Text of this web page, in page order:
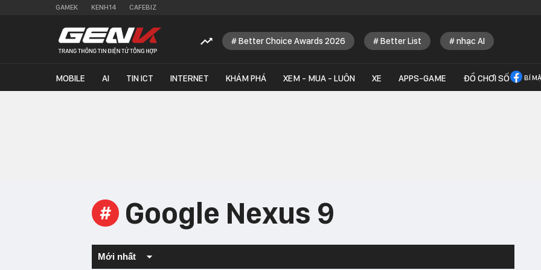
GAMEK KENH14 CAFEBIZ
Better Choice Awards 2026 Better List nhạc AI
MOBILE AI TIN ICT INTERNET KHÁM PHÁ XEM - MUA - LUÔN XE APPS-GAME ĐỒ CHƠI SỐ BÍ
# Google Nexus 9
Mới nhất